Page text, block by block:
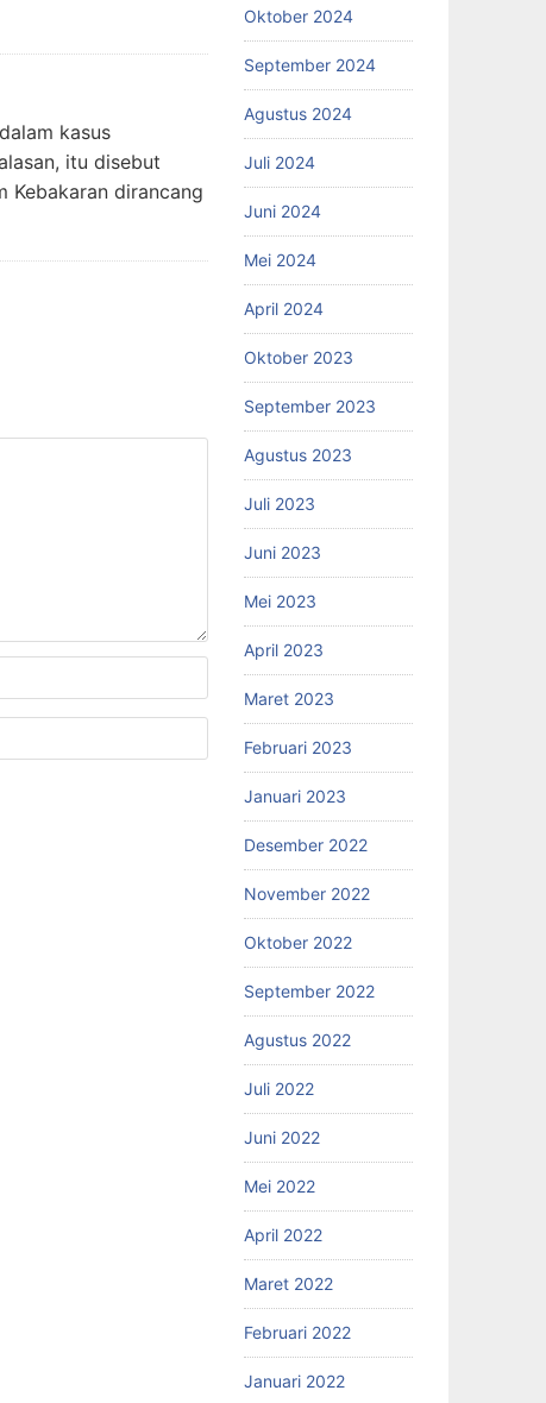
kasus
itu disebut
Kebakaran dirancang
Oktober 2024
September 2024
Agustus 2024
Juli 2024
Juni 2024
Mei 2024
April 2024
Oktober 2023
September 2023
Agustus 2023
Juli 2023
Juni 2023
Mei 2023
April 2023
Maret 2023
Februari 2023
Januari 2023
Desember 2022
November 2022
Oktober 2022
September 2022
Agustus 2022
Juli 2022
Juni 2022
Mei 2022
April 2022
Maret 2022
Februari 2022
Januari 2022